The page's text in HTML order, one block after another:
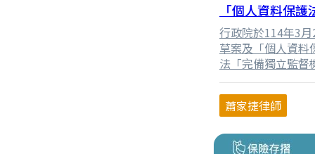
「個人資料保
行政院於114年3
草案及「個人資料
法「完備獨立監督
料治理」。本次修
本文擬由修正條文
的修法方向，並
蕭家捷律師